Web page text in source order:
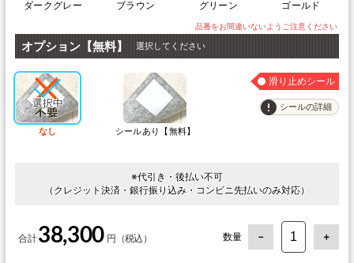
38,300
ダークグレー ブラウン グリーン ゴールド
オプション【無料】 選択してください
なし シールあり【無料】
滑り止めシール
シールの詳細
※代引き・後払い不可
（クレジット決済・銀行振り込み・コンビニ先払いのみ対応）
数量